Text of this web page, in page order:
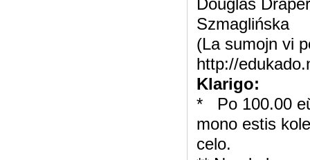
Szmaglińska
(La sumojn vi
http://
Klarigo:
* Po 100.00
mono estis
celo.